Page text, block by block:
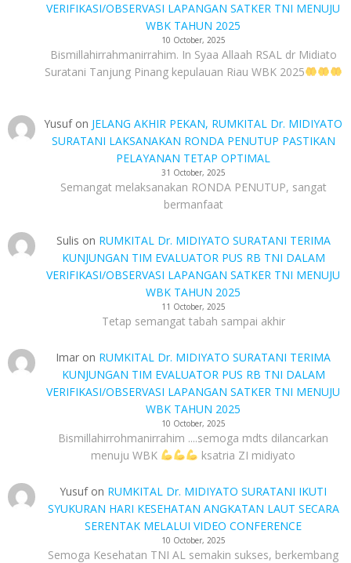
VERIFIKASI/OBSERVASI LAPANGAN SATKER TNI MENUJU
WBK TAHUN 2025
10 October, 2025
Bismillahirrahmanirrahim. In Syaa Allaah RSAL dr Midiato
Suratani Tanjung Pinang kepulauan Riau WBK 2025
Yusufon JELANG AKHIR PEKAN, RUMKITAL Dr. MIDIYATO
SURATANI LAKSANAKAN RONDA PENUTUP PASTIKAN
PELAYANAN TETAP OPTIMAL
31 October, 2025
Semangat melaksanakan RONDA PENUTUP, sangat
bermanfaat
Sulis on RUMKITAL Dr. MIDIYATO SURATANI TERIMA
KUNJUNGAN TIM EVALUATOR PUS RB TNI DALAM
VERIFIKASI/OBSERVASI LAPANGAN SATKER TNI MENUJU
WBK TAHUN 2025
11 October, 2025
Tetap semangat tabah sampai akhir
Imar on RUMKITAL Dr. MIDIYATO SURATANI TERIMA
KUNJUNGAN TIM EVALUATOR PUS RB TNI DALAM
VERIFIKASI/OBSERVASI LAPANGAN SATKER TNI MENUJU
WBK TAHUN 2025
10 October, 2025
Bismillahirrohmanirrahim ....semoga mdts dilancarkan
menuju WBK
ksatria ZI midiyato
Yusufon RUMKITAL Dr. MIDIYATO SURATANI IKUTI
SYUKURAN HARI KESEHATAN ANGKATAN LAUT SECARA
SERENTAK MELALUI VIDEO CONFERENCE
10 October, 2025
Semoga Kesehatan TNI AL semakin sukses, berkembang